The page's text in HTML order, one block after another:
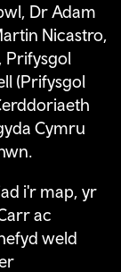
Dr Adam
Nicastro,
Prifysgol
(Prifysgol
Cymru
i'r map, yr
ac
weld